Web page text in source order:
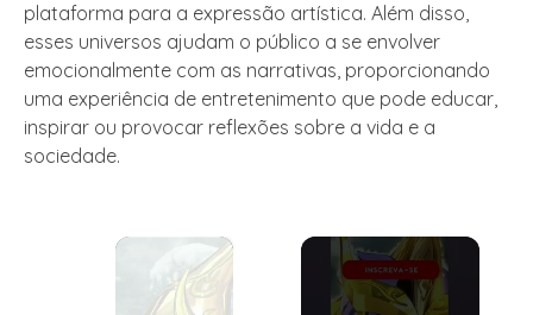
plataforma para a expressão artística. Além disso,
esses universos ajudam o público a se envolver
emocionalmente com as narrativas, proporcionando
uma experiência de entretenimento que pode educar,
inspirar ou provocar reflexões sobre a vida e a
sociedade.
×